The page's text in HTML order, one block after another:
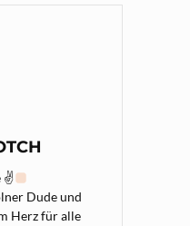
✌
Dude und
Herz für alle